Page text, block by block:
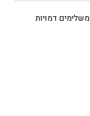
דמויות